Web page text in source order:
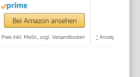
zu reinigen dank ILAG
Beschichtung | Käse
läuft nicht aus | 900W
Bei Amazon ansehen
Preis inkl. MwSt., zzgl. Versandkosten * Anzeige